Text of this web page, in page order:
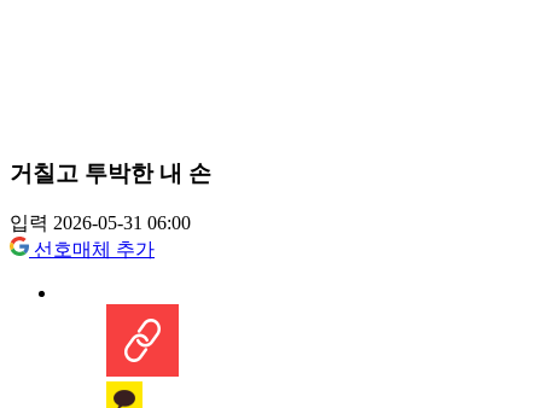
거칠고 투박한 내 손
입력 2026-05-31 06:00
선호매체 추가